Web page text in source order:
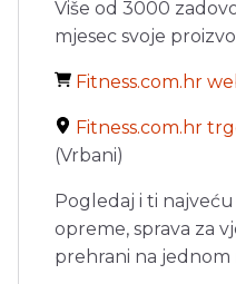
Više od 3000
mjesec svoje
Fitness.com.hr
Fitness.com.hr
(Vrbani)
Pogledaj i ti
opreme, sprava za
prehrani na jednom